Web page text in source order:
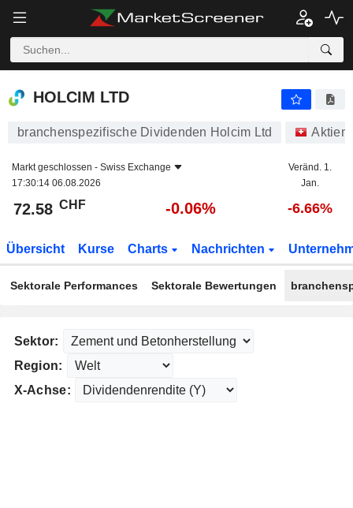
HOLCIM LTD
HOLCIM LTD
branchenspezifische Dividenden Holcim Ltd Aktien
Markt geschlossen - Swiss Exchange
17:30:14 06.08.2026
Veränd. 1.
Jan.
72.58 CHF -0.06% -6.66%
Übersicht Kurse Charts Nachrichten
Sektorale Performances Sektorale Bewertungen
Sektor:
Region:
X-Achse: